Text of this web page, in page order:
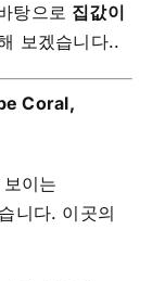
탕으로 집값이
보겠습니다..
Coral,
이는
니다. 이곳의